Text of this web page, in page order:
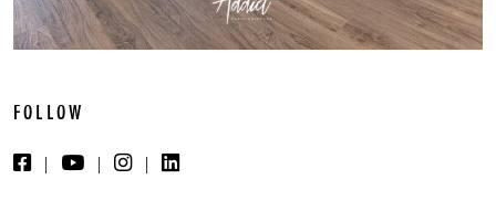
FOLLOW
|